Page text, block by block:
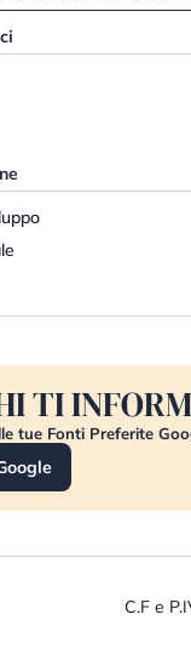
TI
tue Fonti Preferite
C.F e